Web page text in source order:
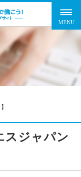
スジャパン